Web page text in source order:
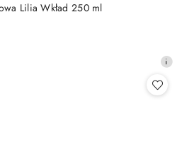
Lilia Wkład 250 ml